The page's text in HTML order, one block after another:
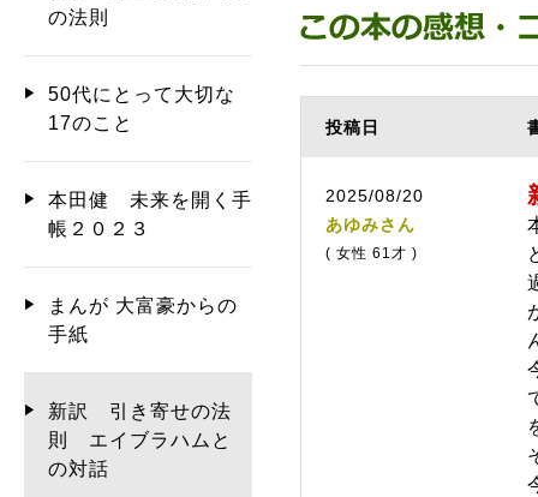
投稿日
2025/08/20
あゆみさん
( 女性 61才 )
の法則
50代にとって大切な
17のこと
本田健 未来を開く手
帳２０２３
まんが 大富豪からの
手紙
新訳 引き寄せの法
則 エイブラハムと
の対話